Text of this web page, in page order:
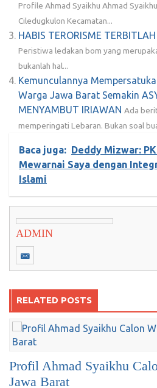
Profile Ahmad Syaikhu Ahmad
Ciledugkulon Kecamatan...
HABIS TERORISME
Peristiwa ledakan bom yang
bukanlah hal...
Kemunculannya
Warga Jawa Barat Semakin
MENYAMBUT IRIAWAN Ada
memperingati Lebaran. Bukan soal
Baca juga: Deddy Mizwar:
Mewarnai Saya dengan
Islami
ADMIN
RELATED POSTS
Profil Ahmad Syaikhu
Jawa Barat